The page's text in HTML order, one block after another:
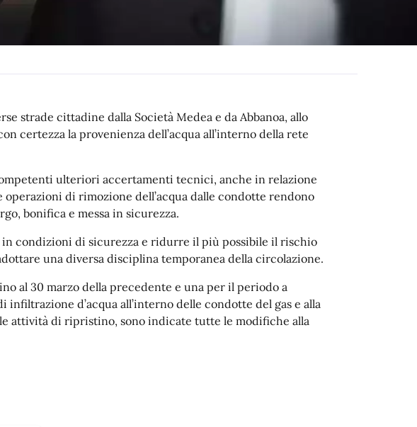
strade cittadine dalla Società Medea e da Abbanoa, allo
certezza la provenienza dell’acqua all’interno della rete
ulteriori accertamenti tecnici, anche in relazione
di rimozione dell’acqua dalle condotte rendono
bonifica e messa in sicurezza.
in condizioni di sicurezza e ridurre il più possibile il rischio
una diversa disciplina temporanea della circolazione.
al 30 marzo della precedente e una per il periodo a
infiltrazione d’acqua all’interno delle condotte del gas e alla
attività di ripristino, sono indicate tutte le modifiche alla